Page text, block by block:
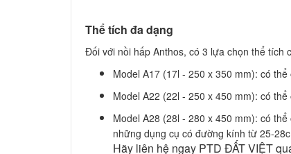
Thể tích đa dạng
Đối với nồi hấp Anthos, có 3 lựa chọn thể tích
Model A17 (17l - 250 x 350 mm): có
Model A22 (22l - 250 x 450 mm): có
Model A28 (28l - 280 x 450 mm): có
những dụng cụ có đường kính từ 25-
Hãy liên hệ ngay PTD ĐẤT VIỆT